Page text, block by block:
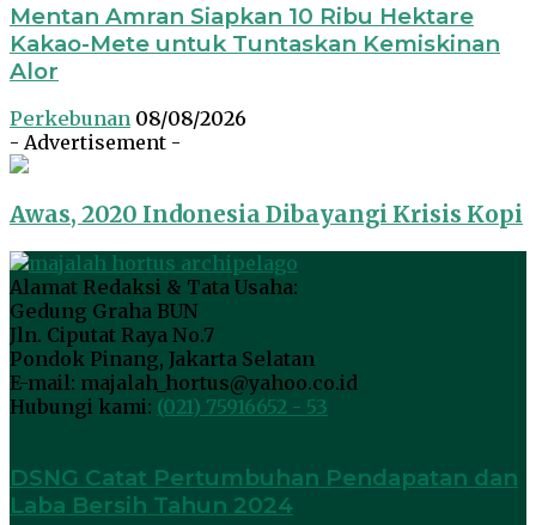
Mentan Amran Siapkan 10 Ribu Hektare
Kakao-Mete untuk Tuntaskan Kemiskinan
Alor
Perkebunan 08/08/2026
- Advertisement -
Awas, 2020 Indonesia Dibayangi Krisis Kopi
Alamat Redaksi & Tata Usaha:
Gedung Graha BUN
Jln. Ciputat Raya No.7
Pondok Pinang, Jakarta Selatan
E-mail: majalah_hortus@yahoo.co.id
Hubungi kami: (021) 75916652 - 53
DSNG Catat Pertumbuhan Pendapatan dan
Laba Bersih Tahun 2024